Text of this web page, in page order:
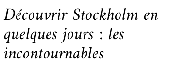
Découvrir Stockholm en
quelques jours : les
incontournables